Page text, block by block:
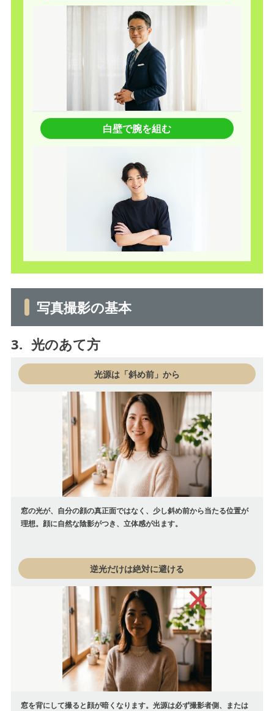
白壁で腕を組む
写真撮影の基本
3. 光のあて方
光源は「斜め前」から
窓の光が、自分の顔の真正面ではなく、少し斜め前から当たる位置が
理想。顔に自然な陰影がつき、立体感が出ます。
逆光だけは絶対に避ける
窓を背にして撮ると顔が暗くなります。光源は必ず撮影者側、または